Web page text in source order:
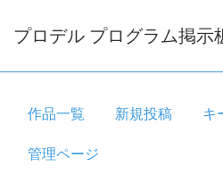
プロデル プログラム掲示
作品一覧 新規投稿 キ
管理ページ